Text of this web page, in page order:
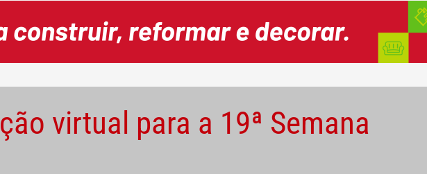
virtual para a 19ª Semana